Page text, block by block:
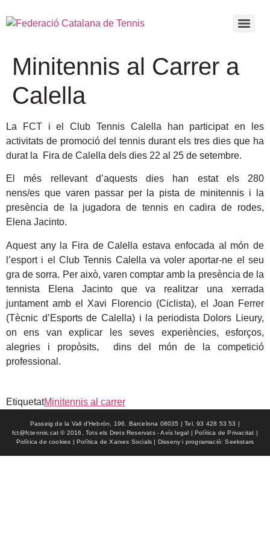
Minitennis al Carrer a
Calella
La FCT i el Club Tennis Calella han participat en les
activitats de promoció del tennis durant els tres dies que ha
durat la Fira de Calella dels dies 22 al 25 de setembre.
El més rellevant d’aquests dies han estat els 280
nens/es que varen passar per la pista de minitennis i la
presència de la jugadora de tennis en cadira de rodes,
Elena Jacinto.
Aquest any la Fira de Calella estava enfocada al món de
l’esport i el Club Tennis Calella va voler aportar-ne el seu
gra de sorra. Per això, varen comptar amb la presència de la
tennista Elena Jacinto que va realitzar una xerrada
juntament amb el Xavi Florencio (Ciclista), el Joan Ferrer
(Tècnic d’Esports de Calella) i la periodista Dolors Lieury,
on ens van explicar les seves experiències, esforços,
alegries i propòsits, dins del món de la competició
professional.
EtiquetatMinitennis al carrer
Passeig de la Vall d'Hebrón, 196. Barcelona 08035 | Tel. 93 428 53 53 |
fct@fctennis.cat © 2016, Tots els Drets Reservats - Avís legal | Política de Privacitat |
Política de cookies | Política de Xarxes Socials | Disseny i programació: Seekstars